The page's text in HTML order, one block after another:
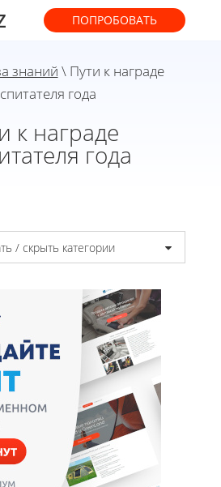
ПОПРОБОВАТЬ
знаний \ Пути к награде
года
к награде
года
/ скрыть категории